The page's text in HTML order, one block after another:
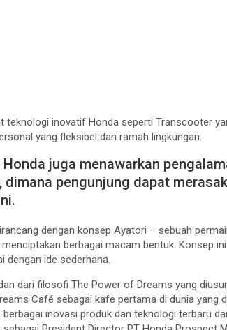
teknologi inovatif Honda seperti Transcooter
yang fleksibel dan ramah lingkungan.
juga menawarkan
dimana pengunjung dapat
dengan konsep Ayatori – sebuah
berbagai macam bentuk. Konsep
dengan ide sederhana.
dari filosofi The Power of Dreams yang
Café sebagai kafe pertama di dunia yang
inovasi produk dan teknologi terbaru